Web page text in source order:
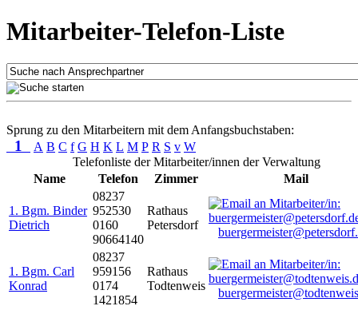
Mitarbeiter-Telefon-Liste
Sprung zu den Mitarbeitern mit dem Anfangsbuchstaben:
1 A B C f G H K L M P R S v W
Telefonliste der Mitarbeiter/innen der Verwaltung
Name
Telefon Zimmer Mail
1. Bgm. Binder
Dietrich
08237
952530
0160
90664140
Rathaus
Petersdorf
1. Bgm. Carl
Konrad
08237
959156
0174
1421854
Rathaus
Todtenweis